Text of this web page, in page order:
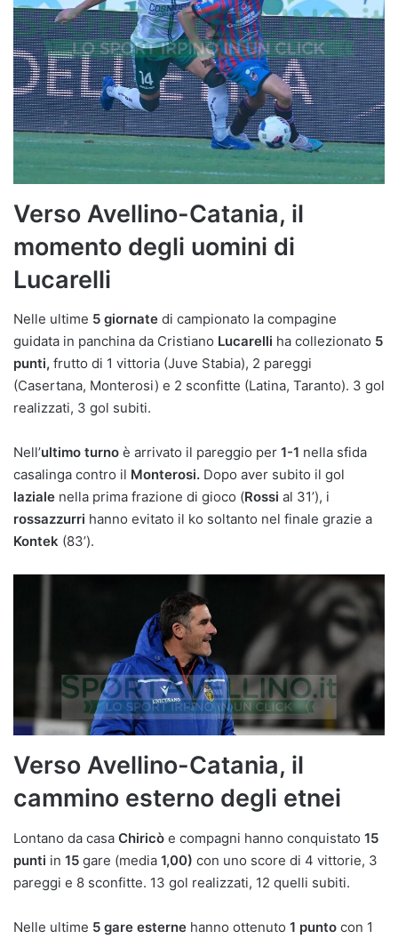
Verso Avellino-Catania, il
momento degli uomini di
Lucarelli
Nelle ultime 5 giornate di campionato la compagine
guidata in panchina da Cristiano Lucarelli ha collezionato 5
punti, frutto di 1 vittoria (Juve Stabia), 2 pareggi
(Casertana, Monterosi) e 2 sconfitte (Latina, Taranto). 3 gol
realizzati, 3 gol subiti.
Nell’ultimo turno è arrivato il pareggio per 1-1 nella sfida
casalinga contro il Monterosi. Dopo aver subito il gol
laziale nella prima frazione di gioco (Rossi al 31’), i
rossazzurri hanno evitato il ko soltanto nel finale grazie a
Kontek (83’).
Verso Avellino-Catania, il
cammino esterno degli etnei
Lontano da casa Chiricò e compagni hanno conquistato 15
punti in 15 gare (media 1,00) con uno score di 4 vittorie, 3
pareggi e 8 sconfitte. 13 gol realizzati, 12 quelli subiti.
Nelle ultime 5 gare esterne hanno ottenuto 1 punto con 1